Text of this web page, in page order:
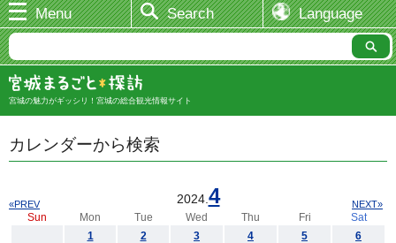
Menu Search Language
宮城の魅力がギッシリ！宮城の総合観光情報サイト
カレンダーから検索
2024. 4
«PREV NEXT»
Sun Mon Tue Wed Thu Fri
Sat
1
2 3 4 5
6